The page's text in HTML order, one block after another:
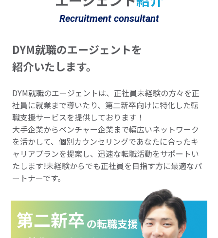
Recruitment consultant
DYM就職のエージェントを
紹介いたします。
DYM就職のエージェントは、正社員未経験の方々を正
社員に就業まで導いたり、第二新卒向けに特化した転
職支援サービスを提供しております！
大手企業からベンチャー企業まで幅広いネットワーク
を活かして、個別カウンセリングであなたに合ったキ
ャリアプランを提案し、迅速な転職活動をサポートい
たします!未経験からでも正社員を目指す方に最適なパ
ートナーです。